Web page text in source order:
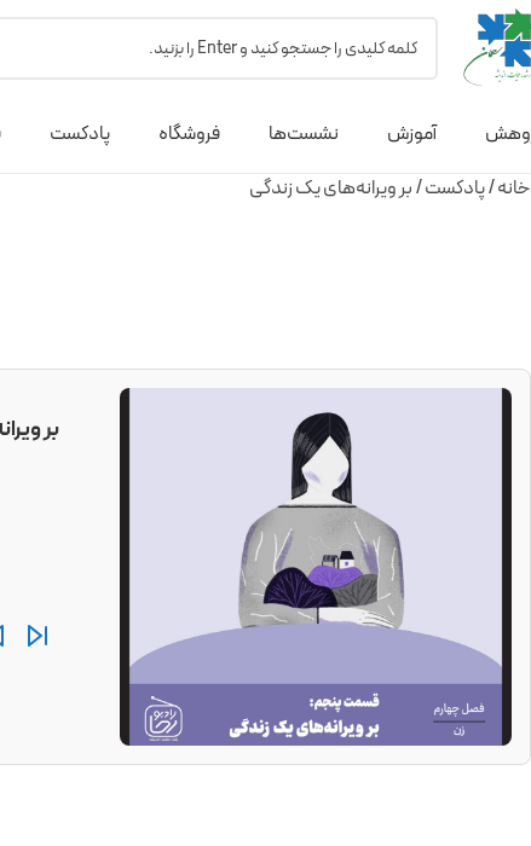
آموزش نشست‌ها فروشگاه پادکست
خانه پادکست بر ویرانه‌های یک زندگی
بر